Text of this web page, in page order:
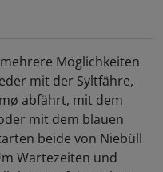
Möglichkeiten
mit der Syltfähre,
abfährt, mit dem
mit dem blauen
beide von Niebüll
Wartezeiten und